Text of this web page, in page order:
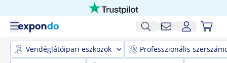
Vendéglátóipari eszközök
Professzionális